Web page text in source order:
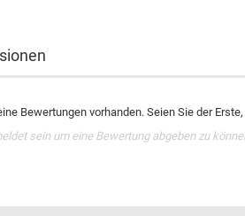
Bewertungen vorhanden. Seien Sie der
sein um eine Bewertung abgeben zu